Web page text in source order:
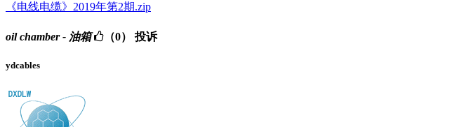
《电线电缆》2019年第2期.zip
oil chamber - 油箱 （0） 投诉
ydcables